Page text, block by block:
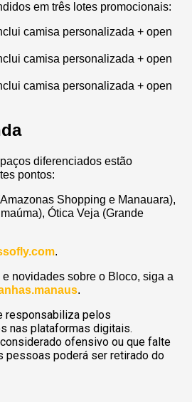
em três lotes promocionais:
camisa personalizada + open
camisa personalizada + open
camisa personalizada + open
diferenciados estão
pontos:
Shopping e Manauara),
Ótica Veja (Grande
.
novidades sobre o Bloco, siga a
.
responsabiliza pelos
nas plataformas digitais.
ofensivo ou que falte
pessoas poderá ser retirado do